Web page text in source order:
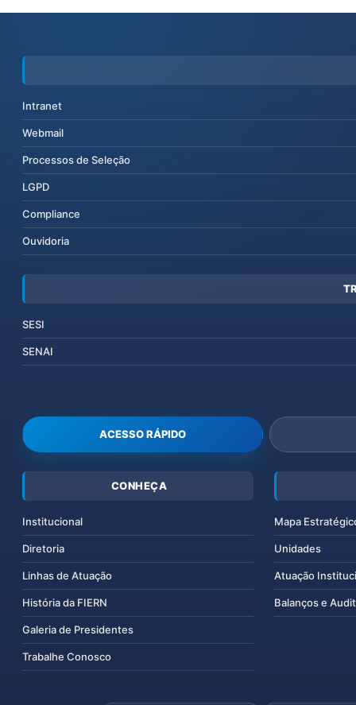
Intranet
Webmail
Processos de Seleção
LGPD
Compliance
Ouvidoria
SESI
SENAI
ACESSO RÁPIDO
CONHEÇA
Institucional
Diretoria
Linhas de Atuação
História da FIERN
Galeria de Presidentes
Trabalhe Conosco
Mapa
Unidades
Atuação
Balanços e